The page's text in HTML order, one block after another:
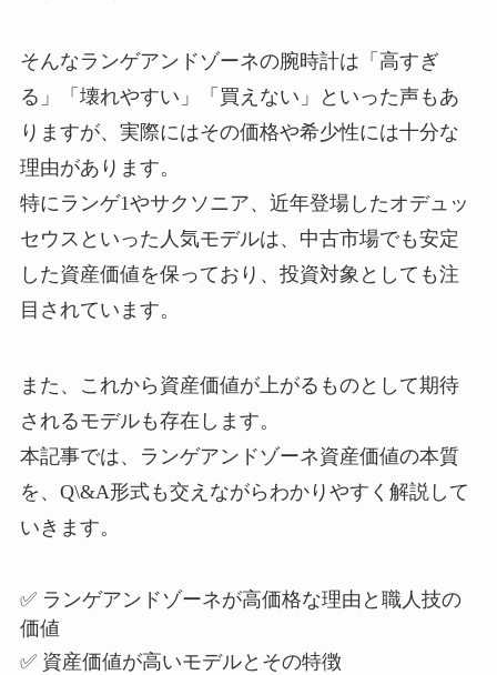
そんなランゲアンドゾーネの腕時計は「高すぎ
る」「壊れやすい」「買えない」といった声もあ
りますが、実際にはその価格や希少性には十分な
理由があります。
特にランゲ1やサクソニア、近年登場したオデュッ
セウスといった人気モデルは、中古市場でも安定
した資産価値を保っており、投資対象としても注
目されています。
また、これから資産価値が上がるものとして期待
されるモデルも存在します。
本記事では、ランゲアンドゾーネ資産価値の本質
を、Q\&A形式も交えながらわかりやすく解説して
いきます。
✅ ランゲアンドゾーネが高価格な理由と職人技の
価値
✅ 資産価値が高いモデルとその特徴